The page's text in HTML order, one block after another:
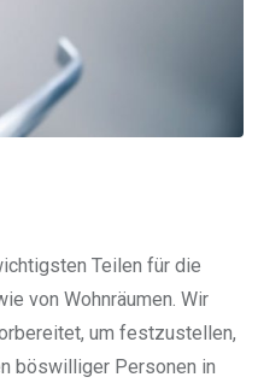
Teilen für die
von Wohnräumen. Wir
um festzustellen,
böswilliger Personen in